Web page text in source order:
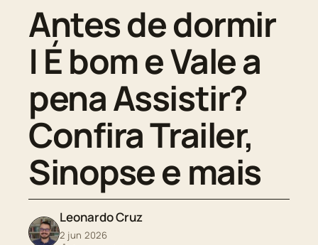
Antes de dormir
| É bom e Vale a
pena Assistir?
Confira Trailer,
Sinopse e mais
Leonardo Cruz
2 jun 2026